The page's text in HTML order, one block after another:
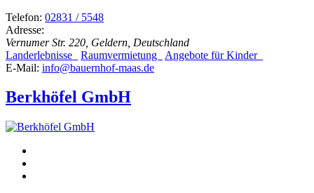
Telefon: 02831 / 5548
Adresse:
Vernumer Str. 220, Geldern, Deutschland
Landerlebnisse
Raumvermietung
Angebote für Kinder
E-Mail: info@bauernhof-maas.de
Berkhöfel GmbH